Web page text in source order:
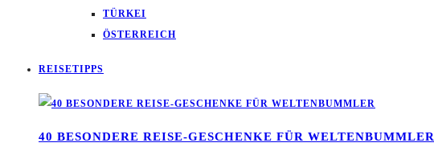
TÜRKEI
ÖSTERREICH
REISETIPPS
40 BESONDERE REISE-GESCHENKE FÜR WELTENBUMMLER